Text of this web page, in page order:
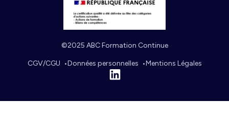
©2025 ABC Formation Continue
CGV/CGU Données personnelles
Mentions Légales
Linkedin